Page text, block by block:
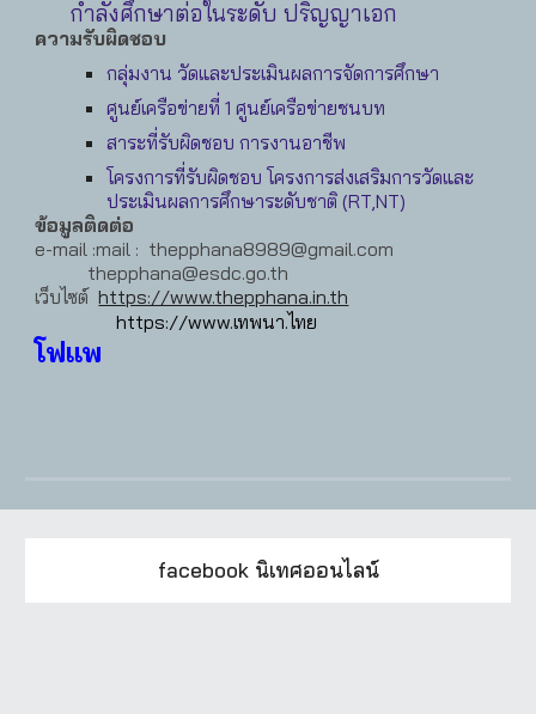
กำลังศึกษาต่อในระดับ ปริญญาเอก
ความรับผิดชอบ
กลุ่มงาน วัดและประเมินผลการจัดการศึกษา
ศูนย์เครือข่ายที่ 1 ศูนย์เครือข่ายชนบท
สาระที่รับผิดชอบ การงานอาชีพ
โครงการที่รับผิดชอบ โครงการส่งเสริมการวัดและ
ประเมินผลการศึกษาระดับชาติ (RT,NT)
ข้อมูลติดต่อ
e-mail :mail : thepphana8989@gmail.com
thepphana@esdc.go.th
เว็บไซต์ https://www.thepphana.in.th
https://www.เทพนา.ไทย
โฟแพ
facebook นิเทศออนไลน์